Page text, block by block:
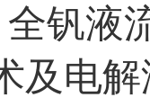
钒液
及电